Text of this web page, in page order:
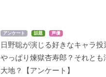
アンケート 話題 声優
日野聡が演じる好きなキャラ投
やっぱり煉󠄁獄杏寿郎？それとも
大地？【アンケート】